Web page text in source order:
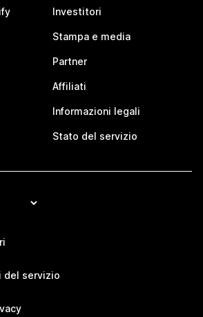
Investitori
Stampa e media
Partner
Affiliati
Informazioni legali
Stato del servizio
del servizio